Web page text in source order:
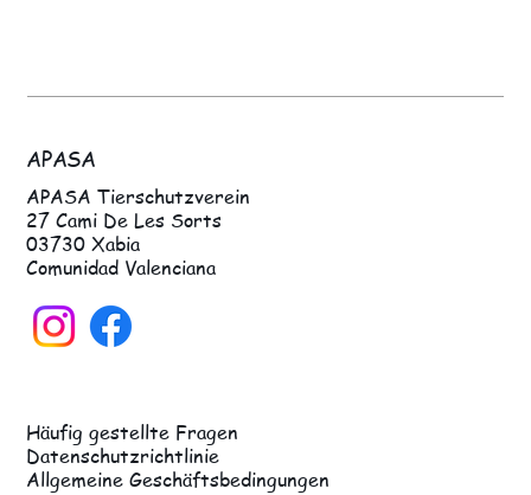
APASA
APASA Tierschutzverein
27 Cami De Les Sorts
03730 Xabia
Comunidad Valenciana
Häufig gestellte Fragen
Datenschutzrichtlinie
Allgemeine Geschäftsbedingungen